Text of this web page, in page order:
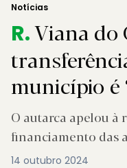
Notícias
R.Viana do
município é
O autarca apelou à
financiamento das
14 outubro 2024